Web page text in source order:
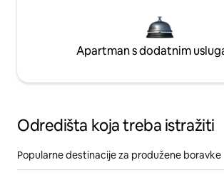
Apartman s dodatnim
Odredišta koja treba istražiti
Popularne destinacije za produžene boravke